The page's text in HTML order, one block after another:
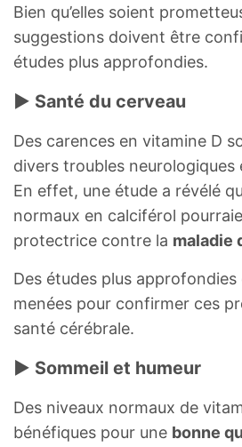
Bien qu’elles soient
suggestions doivent être
études plus approfondies.
► Santé du cerveau
Des carences en vitamine D
divers troubles neurologiques
En effet, une étude a révélé
normaux en calciférol
protectrice contre la maladie
Des études plus
menées pour confirmer ces
santé cérébrale.
► Sommeil et humeur
Des niveaux normaux de
bénéfiques pour une bonne